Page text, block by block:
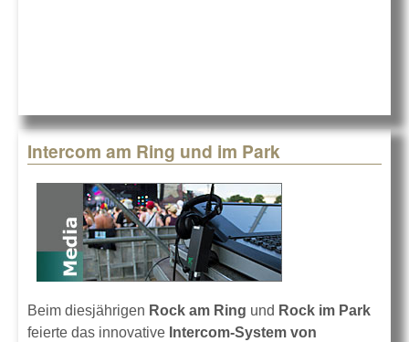
Intercom am Ring und im Park
Beim diesjährigen Rock am Ring und Rock im Park
feierte das innovative Intercom-System von